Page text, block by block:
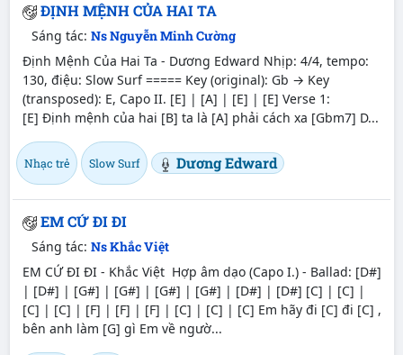
ĐỊNH MỆNH CỦA HAI TA
Sáng tác: Ns Nguyễn Minh Cường
Định Mệnh Của Hai Ta - Dương Edward Nhịp: 4/4, tempo:
130, điệu: Slow Surf ===== Key (original): Gb → Key
(transposed): E, Capo II. [E] | [A] | [E] | [E] Verse 1:
[E] Định mệnh của hai [B] ta là [A] phải cách xa [Gbm7] D...
Nhạc trẻ Slow Surf Dương Edward
EM CỨ ĐI ĐI
Sáng tác: Ns Khắc Việt
EM CỨ ĐI ĐI - Khắc Việt Hợp âm dạo (Capo I.) - Ballad: [D#]
| [D#] | [G#] | [G#] | [G#] | [G#] | [D#] | [D#] [C] | [C] |
[C] | [C] | [F] | [F] | [F] | [C] | [C] | [C] Em hãy đi [C] đi [C] ,
bên anh làm [G] gì Em về ngườ...